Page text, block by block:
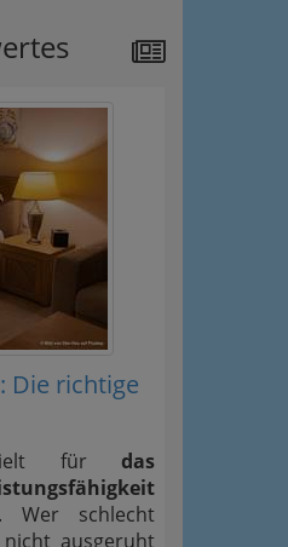
Die richtige
für das
Wer schlecht
ausgeruht